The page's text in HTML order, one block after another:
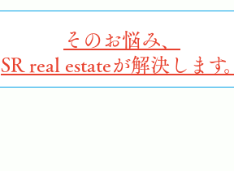
そのお悩み、
SR real estateが解決します。